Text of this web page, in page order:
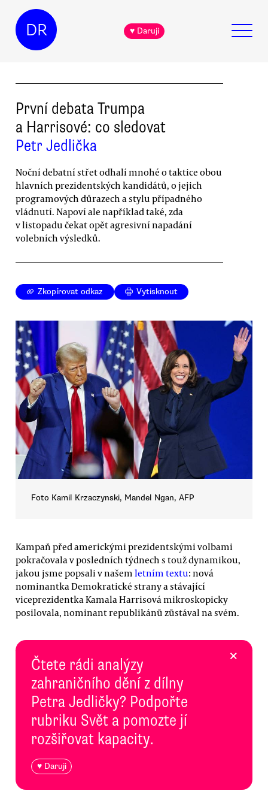
DR ♥ Daruji
První debata Trumpa
a Harrisové: co sledovat
Petr Jedlička
Noční debatní střet odhalí mnohé o taktice obou
hlavních prezidentských kandidátů, o jejich
programových důrazech a stylu případného
vládnutí. Napoví ale například také, zda
v listopadu čekat opět agresivní napadání
volebních výsledků.
Zkopírovat odkaz Vytisknout
Foto Kamil Krzaczynski, Mandel Ngan, AFP
Kampaň před americkými prezidentskými volbami
pokračovala v posledních týdnech s touž dynamikou,
jakou jsme popsali v našem letním textu: nová
nominantka Demokratické strany a stávající
viceprezidentka Kamala Harrisová mikroskopicky
posilovala, nominant republikánů zůstával na svém.
Čtete rádi analýzy
zahraničního dění z dílny
Petra Jedličky? Podpořte
rubriku Svět a pomozte jí
rozšiřovat kapacity.
♥ Daruji
×